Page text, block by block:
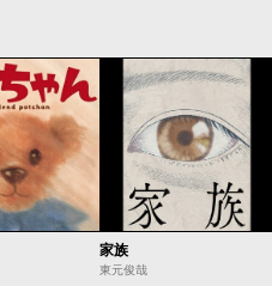
家族
東元俊哉